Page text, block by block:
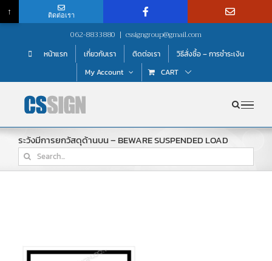
content
062-8833880 | cssigngroup@gmail.com
หน้าแรก เกี่ยวกับเรา ติดต่อเรา
วิธีสั่งซื้อ – การชำระเงิน
My Account
CART
ระวังมีการยกวัสดุด้านบน – BEWARE SUSPENDED LOAD
Search
for:
↑ ติดต่อเรา